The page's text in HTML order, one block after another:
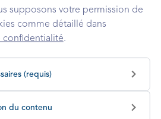
supposons votre permission de
comme détaillé dans
confidentialité.
(requis)
du contenu